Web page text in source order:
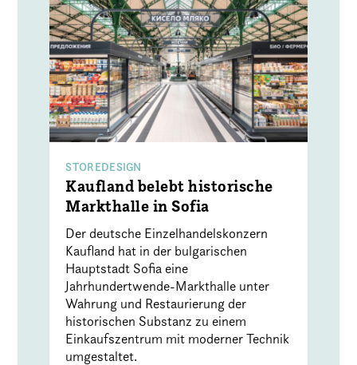
STOREDESIGN
Kaufland belebt historische
Markthalle in Sofia
Der deutsche Einzelhandelskonzern
Kaufland hat in der bulgarischen
Hauptstadt Sofia eine
Jahrhundertwende-Markthalle unter
Wahrung und Restaurierung der
historischen Substanz zu einem
Einkaufszentrum mit moderner Technik
umgestaltet.